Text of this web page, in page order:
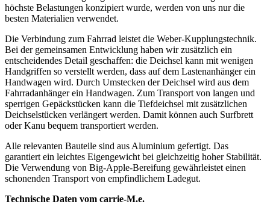
höchste Belastungen konzipiert wurde, werden von uns nur die
besten Materialien verwendet.
Die Verbindung zum Fahrrad leistet die Weber-Kupplungstechnik.
Bei der gemeinsamen Entwicklung haben wir zusätzlich ein
entscheidendes Detail geschaffen: die Deichsel kann mit wenigen
Handgriffen so verstellt werden, dass auf dem Lastenanhänger ein
Handwagen wird. Durch Umstecken der Deichsel wird aus dem
Fahrradanhänger ein Handwagen. Zum Transport von langen und
sperrigen Gepäckstücken kann die Tiefdeichsel mit zusätzlichen
Deichselstücken verlängert werden. Damit können auch Surfbrett
oder Kanu bequem transportiert werden.
Alle relevanten Bauteile sind aus Aluminium gefertigt. Das
garantiert ein leichtes Eigengewicht bei gleichzeitig hoher Stabilität.
Die Verwendung von Big-Apple-Bereifung gewährleistet einen
schonenden Transport von empfindlichem Ladegut.
Technische Daten vom carrie-M.e.